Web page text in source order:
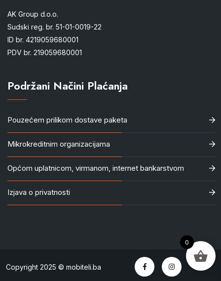
AK Group d.o.o.
Sudski reg. br. 51-01-0019-22
ID br. 4219059680001
PDV br. 219059680001
Podržani Načini Plaćanja
Pouzećem prilikom dostave paketa
Mikrokreditnim organizacijama
Općom uplatnicom, virmanom, internet bankarstvom
Izjava o privatnosti
Copyright 2025 © mobiteli.ba
0